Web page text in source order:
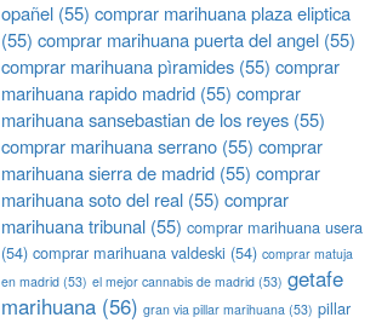
opañel (55) comprar marihuana plaza eliptica
(55) comprar marihuana puerta del angel (55)
comprar marihuana pìramides (55) comprar
marihuana rapido madrid (55) comprar
marihuana sansebastian de los reyes (55)
comprar marihuana serrano (55) comprar
marihuana sierra de madrid (55) comprar
marihuana soto del real (55) comprar
marihuana tribunal (55) comprar marihuana usera
(54) comprar marihuana valdeski (54) comprar matuja
en madrid (53) el mejor cannabis de madrid (53) getafe
marihuana (56) gran via pillar marihuana (53) pillar